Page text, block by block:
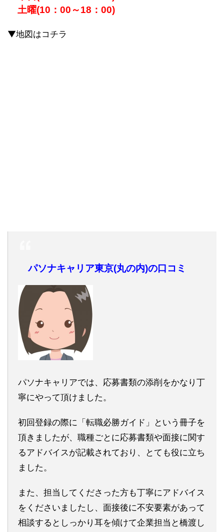
土曜(10：00～18：00)
▼地図はコチラ
パソナキャリア東京(丸の内)の口コミ
パソナキャリアでは、応募書類の添削をかなり丁
寧にやって頂けました。
初回登録の際に「転職必勝ガイド」という冊子を
頂きましたが、職種ごとに応募書類や面接に関す
るアドバイスが記載されており、とても役に立ち
ました。
また、担当してくださった方も丁寧にアドバイス
をくださいましたし、面接後に不安要素があって
相談するとしっかり耳を傾けて企業担当と橋渡し